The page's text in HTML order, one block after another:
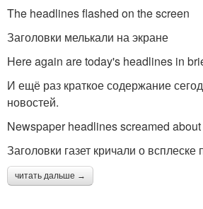
The headlines flashed on the screen
Заголовки мелькали на экране
Here again are today's headlines in
И ещё раз краткое содержание
новостей.
Newspaper headlines screamed
Заголовки газет кричали о всплеске
читать дальше →